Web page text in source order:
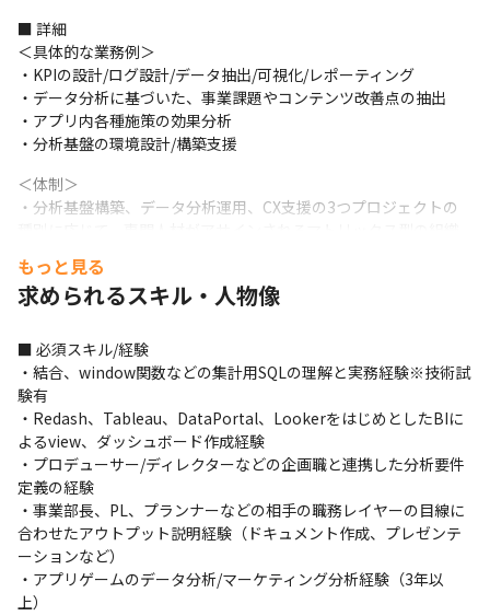
■ 詳細
＜具体的な業務例＞
・KPIの設計/ログ設計/データ抽出/可視化/レポーティング
・データ分析に基づいた、事業課題やコンテンツ改善点の抽出
・アプリ内各種施策の効果分析
・分析基盤の環境設計/構築支援
＜体制＞
・分析基盤構築、データ分析運用、CX支援の3つプロジェクトの
＜業務の進め方＞
提供するため、リリース前、リリース直後から2～3年経過後、リ
リース後3年以上経ったフェーズと3つに分けて支援を進めていま
す
※詳細：https://speakerdeck.com/leannishikata/we-are-
hiring?slide=15
＜業務上で使用するツールについて＞
・コミュニケーションにはSlackやZoomを用いています
・ドキュメント共有には、Google WorkspaceやNotionを用いて
います
＜期待していること＞
・指示された分析実務をこなすだけにとどまらず、自ら主体的に
もっと見る
求められるスキル・人物像
■ 必須スキル/経験
・結合、window関数などの集計用SQLの理解と実務経験※技術試
験有
・Redash、Tableau、DataPortal、LookerをはじめとしたBIに
よるview、ダッシュボード作成経験
・プロデューサー/ディレクターなどの企画職と連携した分析要件
定義の経験
・事業部⻑、PL、プランナーなどの相手の職務レイヤーの目線に
合わせたアウトプット説明経験（ドキュメント作成、プレゼンテ
ーションなど）
・アプリゲームのデータ分析/マーケティング分析経験（3年以
上）